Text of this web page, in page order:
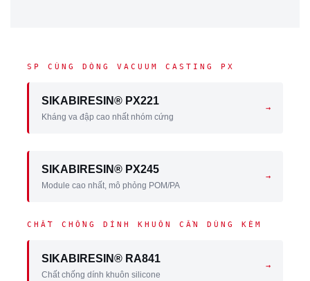
SP CÙNG DÒNG VACUUM CASTING PX
SIKABIRESIN® PX221
Kháng va đập cao nhất nhóm cứng
→
SIKABIRESIN® PX245
Module cao nhất, mô phỏng POM/PA
→
CHẤT CHỐNG DÍNH KHUÔN CẦN DÙNG KÈM
SIKABIRESIN® RA841
Chất chống dính khuôn silicone
→